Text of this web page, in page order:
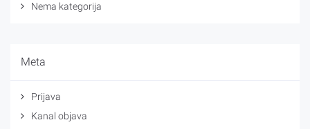
Nema kategorija
Meta
Prijava
Kanal objava